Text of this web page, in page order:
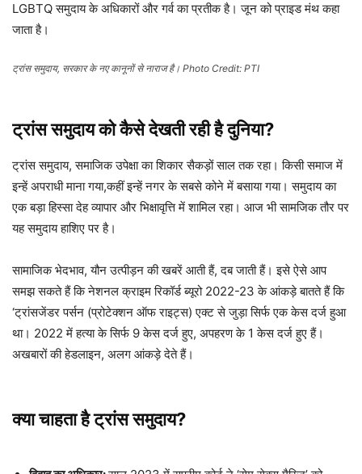
LGBTQ समुदाय के अधिकारों और गर्व का प्रतीक है। जून को प्राइड मंथ कहा
जाता है।
ट्रांस समुदाय, सरकार के नए कानूनों से नाराज है। Photo Credit: PTI
ट्रांस समुदाय को कैसे देखती रही है दुनिया?
ट्रांस समुदाय, समाजिक उपेक्षा का शिकार सैकड़ों साल तक रहा। किसी समाज में
इन्हें अपराधी माना गया,कहीं इन्हें नगर के सबसे कोने में बसाया गया। समुदाय का
एक बड़ा हिस्सा देह व्यापार और भिक्षावृत्ति में शामिल रहा। आज भी सामजिक तौर पर
यह समुदाय हाशिए पर है।
सामाजिक भेदभाव, यौन उत्पीड़न की खबरें आती हैं, दब जाती हैं। इसे ऐसे आप
समझ सकते हैं कि नेशनल क्राइम रिकॉर्ड ब्यूरो 2022-23 के आंकड़े बातते हैं कि
‘ट्रांसजेंडर पर्सन (प्रोटेक्शन ऑफ राइट्स) एक्ट से जुड़ा सिर्फ एक केस दर्ज हुआ
था। 2022 में हत्या के सिर्फ 9 केस दर्ज हुए, अपहरण के 1 केस दर्ज हुए हैं।
अखबारों की हेडलाइन, अलग आंकड़े देते हैं।
क्या चाहता है ट्रांस समुदाय?